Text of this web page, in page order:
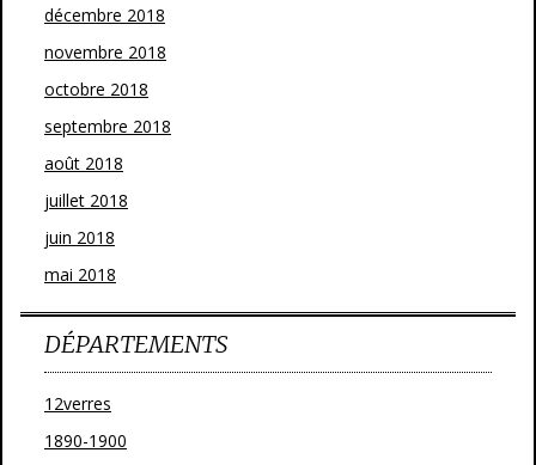
décembre 2018
novembre 2018
octobre 2018
septembre 2018
août 2018
juillet 2018
juin 2018
mai 2018
DÉPARTEMENTS
12verres
1890-1900